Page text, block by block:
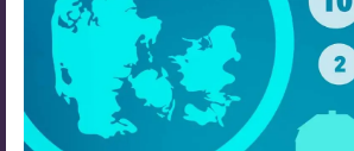
Digitalisering
International økonomi
Arbejdsmiljø